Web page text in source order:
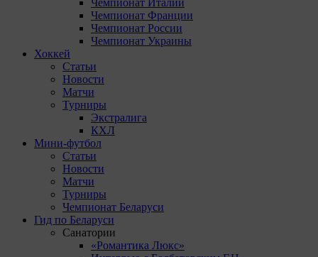
Чемпионат Италии
Чемпионат Франции
Чемпионат России
Чемпионат Украины
Хоккей
Статьи
Новости
Матчи
Турниры
Экстралига
КХЛ
Мини-футбол
Статьи
Новости
Матчи
Турниры
Чемпионат Беларуси
Гид по Беларуси
Санатории
«Романтика Люкс»